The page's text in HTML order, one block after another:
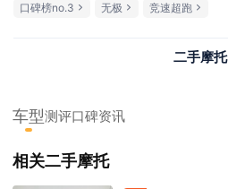
口碑榜no.3 无极 竞速超跑
二手摩托
车型测评口碑资讯
相关二手摩托